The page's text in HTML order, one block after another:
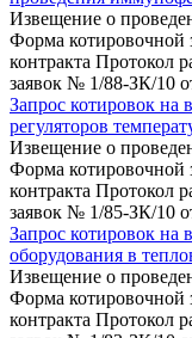
Извещение о
Форма котировочной
контракта Протокол
заявок № 1/88-ЗК/10
Запрос котировок на
регуляторов
Извещение о
Форма котировочной
контракта Протокол
заявок № 1/85-ЗК/10
Запрос котировок на
оборудования в
Извещение о
Форма котировочной
контракта Протокол